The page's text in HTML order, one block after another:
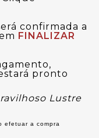
confirmada a
FINALIZAR
pronto
Lustre
efetuar a compra